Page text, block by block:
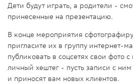
Дети будут играть, а родители -
принесенные на презентацию.
В конце мероприятия
пригласите их в группу интернет-
публиковать в соцсетях свои фото
личный хештег - пусть записи с
и приносят вам новых клиентов.